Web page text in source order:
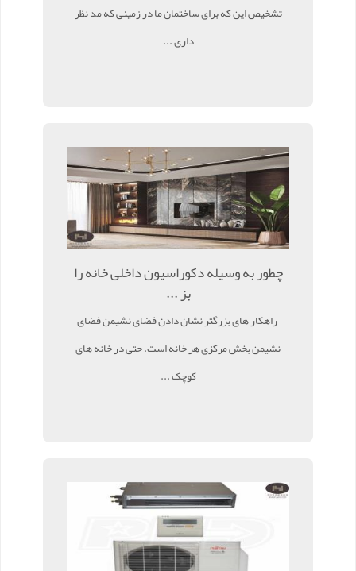
تشخیص این که برای ساختمان ما در زمینی که مد نظر
داری ...
چطور به وسیله دکوراسیون داخلی خانه را
بز ...
راهکار های بزرگتر نشان دادن فضای نشیمن فضای
نشیمن بخش مرکزی هر خانه است. حتی در خانه های
کوچک ...